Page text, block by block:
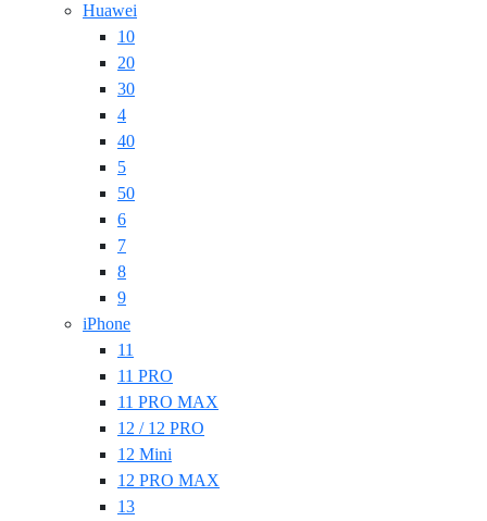
Huawei
10
20
30
4
40
5
50
6
7
8
9
iPhone
11
11 PRO
11 PRO MAX
12 / 12 PRO
12 Mini
12 PRO MAX
13